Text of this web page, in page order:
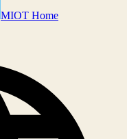
MIOT Home